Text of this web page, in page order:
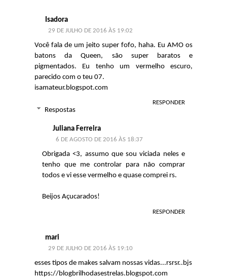
Isadora
29 DE JULHO DE 2016 ÀS 19:02
Você fala de um jeito super fofo, haha. Eu AMO os
batons da Queen, são super baratos e
pigmentados. Eu tenho um vermelho escuro,
parecido com o teu 07.
isamateur.blogspot.com
RESPONDER
Respostas
Juliana Ferreira
6 DE AGOSTO DE 2016 ÀS 18:37
Obrigada <3, assumo que sou viciada neles e
tenho que me controlar para não comprar
todos e vi esse vermelho e quase comprei rs.
Beijos Açucarados!
RESPONDER
mari
29 DE JULHO DE 2016 ÀS 19:10
esses tipos de makes salvam nossas vidas...rsrsr..bjs
https://blogbrilhodasestrelas.blogspot.com